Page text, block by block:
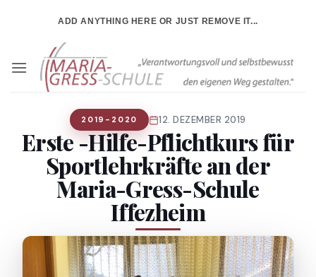
ADD ANYTHING HERE OR JUST REMOVE IT...
2019-2020 12. DEZEMBER 2019
Erste -Hilfe-Pflichtkurs für
Sportlehrkräfte an der
Maria-Gress-Schule
Iffezheim